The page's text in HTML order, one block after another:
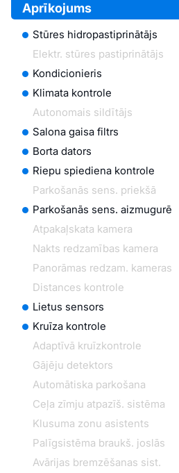
Aprīkojums
Stūres hidropastiprinātājs
Elektr. stūres pastiprinātājs
Kondicionieris
Klimata kontrole
Autonomais sildītājs
Salona gaisa filtrs
Borta dators
Riepu spiediena kontrole
Parkošanās sens. priekšā
Parkošanās sens. aizmugurē
Atpakaļskata kamera
Nakts redzamības kamera
Panorāmas redzam. kameras
Distances kontrole
Lietus sensors
Kruīza kontrole
Adaptīvā kruīzkontrole
Gājēju detektors
Automātiska parkošana
Ceļa zīmju atpazīš. sistēma
Klusuma zonu asistents
Palīgsistēma braukš. joslās
Avārijas bremzēšanas sist.